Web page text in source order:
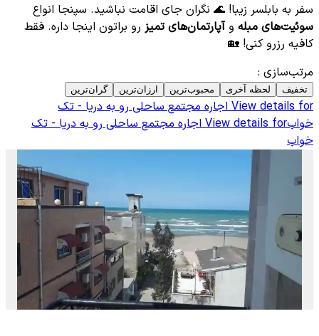
سفر به بابلسر زیبا! 🌊 نگران جای اقامت نباشید. سپنجا انواع
سوئیت‌های مبله وآپارتمان‌های تمیز رو براتون اینجا داره. فقط
کافیه رزرو کنی! 🏡
مرتب‌سازی :
تخفیف لحظه آخری محبوب‌ترین ارزان‌ترین گران‌ترین
View details for اجاره مجتمع ساحلی رو به دریا - تک
خوابView details for اجاره مجتمع ساحلی رو به دریا - تک
خواب